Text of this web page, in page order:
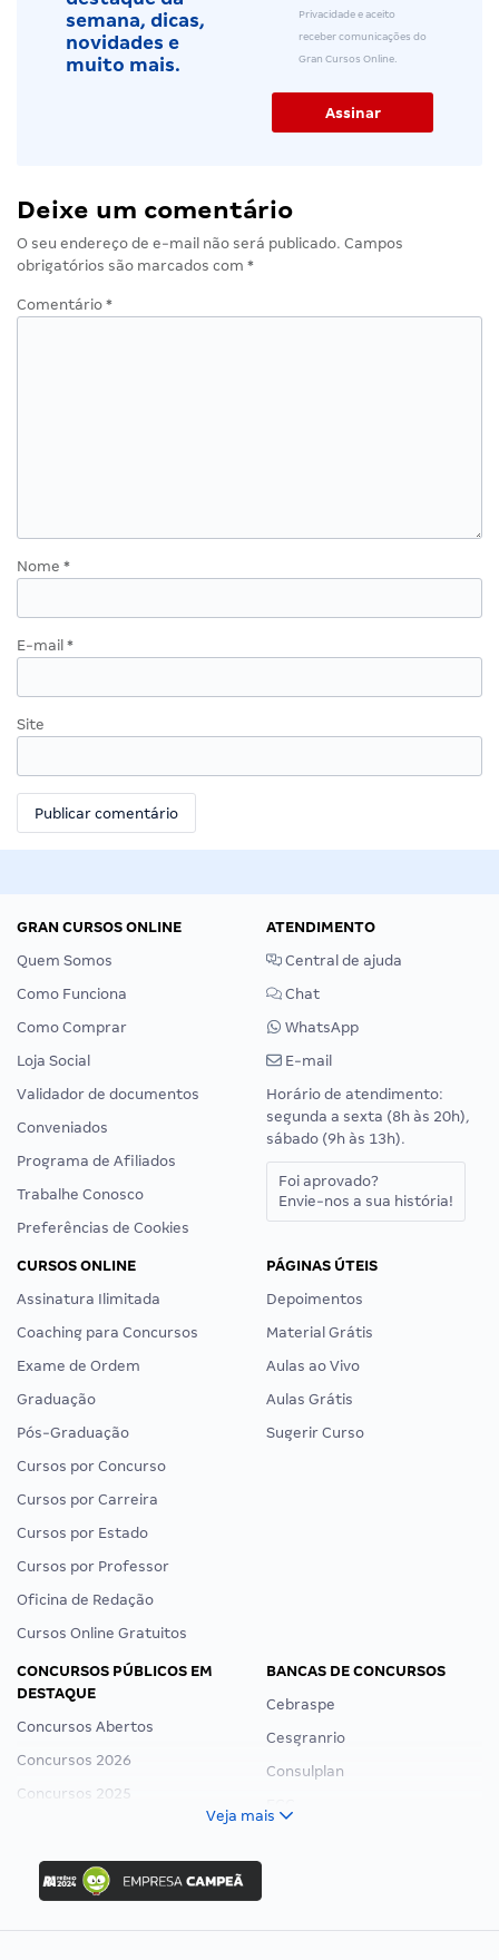
semana, dicas,
novidades e
muito mais.
Privacidade e aceito
receber comunicações do
Gran Cursos Online.
Deixe um comentário
O seu endereço de e-mail não será publicado. Campos
obrigatórios são marcados com *
Comentário *
Nome *
E-mail *
Site
GRAN CURSOS ONLINE
Quem Somos
Como Funciona
Como Comprar
Loja Social
Validador de documentos
Conveniados
Programa de Afiliados
Trabalhe Conosco
Preferências de Cookies
ATENDIMENTO
Central de ajuda
Chat
WhatsApp
E-mail
Horário de atendimento:
segunda a sexta (8h às 20h),
sábado (9h às 13h).
Foi aprovado?
Envie-nos a sua história!
CURSOS ONLINE
Assinatura Ilimitada
Coaching para Concursos
Exame de Ordem
Graduação
Pós-Graduação
Cursos por Concurso
Cursos por Carreira
Cursos por Estado
Cursos por Professor
Oficina de Redação
Cursos Online Gratuitos
PÁGINAS ÚTEIS
Depoimentos
Material Grátis
Aulas ao Vivo
Aulas Grátis
Sugerir Curso
CONCURSOS PÚBLICOS EM
DESTAQUE
Concursos Abertos
Concursos 2026
Concursos 2025
Concurso Ibama
Concurso MPU
Editais publicados
BANCAS DE CONCURSOS
Cebraspe
Cesgranrio
Consulplan
Veja mais